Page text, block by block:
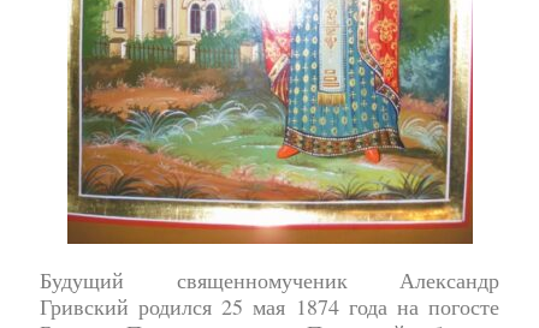
Будущий священномученик Александр
Гривский родился 25 мая 1874 года на погосте